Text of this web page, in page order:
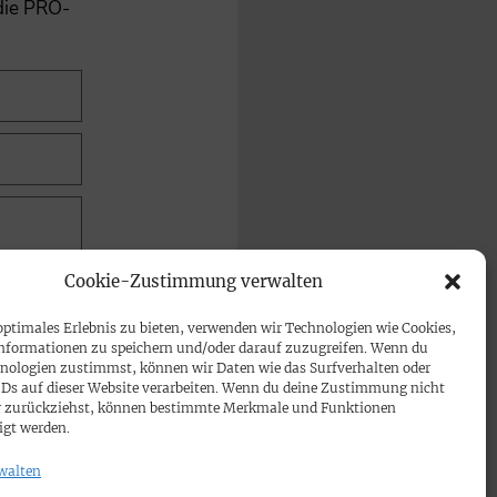
Cookie-Zustimmung verwalten
Erlebnis zu bieten, verwenden wir Technologien wie Cookies,
zu speichern und/oder darauf zuzugreifen. Wenn du
zustimmst, können wir Daten wie das Surfverhalten oder
auf dieser Website verarbeiten. Wenn du deine Zustimmung nicht
zurückziehst, können bestimmte Merkmale und Funktionen
werden.
PRO-